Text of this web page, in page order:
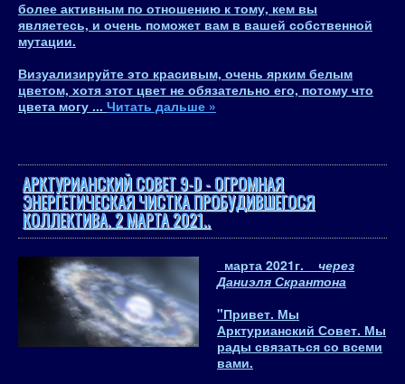
более активным по отношению к тому, кем вы
являетесь, и очень поможет вам в вашей собственной
мутации.
Визуализируйте это красивым, очень ярким белым
цветом, хотя этот цвет не обязательно его, потому что
цвета могу ... Читать дальше »
АРКТУРИАНСКИЙ СОВЕТ 9-D - ОГРОМНАЯ
ЭНЕРГЕТИЧЕСКАЯ ЧИСТКА ПРОБУДИВШЕГОСЯ
КОЛЛЕКТИВА. 2 МАРТА 2021..
марта 2021г.
через
Даниэля Скрантона
"Привет. Мы
Арктурианский Совет. Мы
рады связаться со всеми
вами.